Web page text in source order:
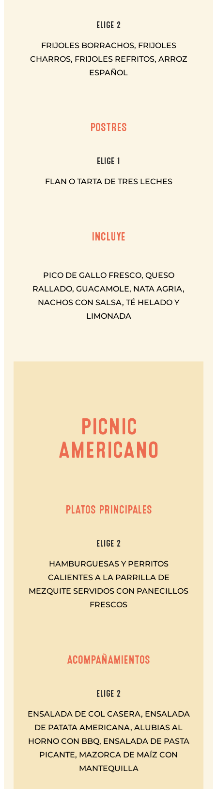
ELIGE 2
FRIJOLES BORRACHOS, FRIJOLES
CHARROS, FRIJOLES REFRITOS, ARROZ
ESPAÑOL
POSTRES
ELIGE 1
FLAN O TARTA DE TRES LECHES
INCLUYE
PICO DE GALLO FRESCO, QUESO
RALLADO, GUACAMOLE, NATA AGRIA,
NACHOS CON SALSA, TÉ HELADO Y
LIMONADA
PICNIC
AMERICANO
PLATOS PRINCIPALES
ELIGE 2
HAMBURGUESAS Y PERRITOS
CALIENTES A LA PARRILLA DE
MEZQUITE SERVIDOS CON PANECILLOS
FRESCOS
ACOMPAÑAMIENTOS
ELIGE 2
ENSALADA DE COL CASERA, ENSALADA
DE PATATA AMERICANA, ALUBIAS AL
HORNO CON BBQ, ENSALADA DE PASTA
PICANTE, MAZORCA DE MAÍZ CON
MANTEQUILLA